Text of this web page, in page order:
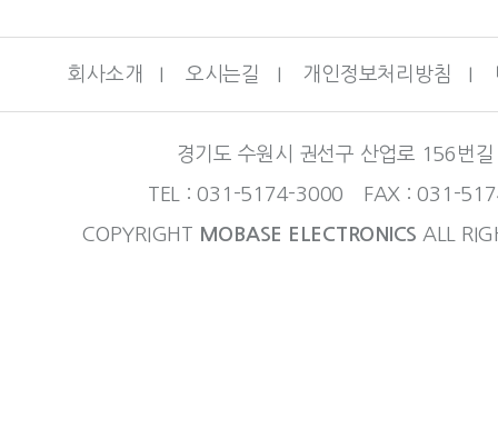
회사소개 I 오시는길 I 개인정보처리방침 I
경기도 수원시 권선구 산업로 156번
TEL : 031-5174-3000 FAX : 031-
COPYRIGHT MOBASE ELECTRONICS ALL